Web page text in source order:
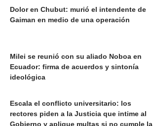
Dolor en Chubut: murió el intendente de
Gaiman en medio de una operación
Milei se reunió con su aliado Noboa en
Ecuador: firma de acuerdos y sintonía
ideológica
Escala el conflicto universitario: los
rectores piden a la Justicia que intime al
Gobierno y aplique multas si no cumple la